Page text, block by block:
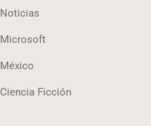
Noticias
Microsoft
México
Ciencia Ficción